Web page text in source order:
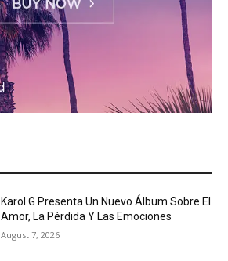
Karol G Presenta Un Nuevo Álbum Sobre El
Amor, La Pérdida Y Las Emociones
August 7, 2026